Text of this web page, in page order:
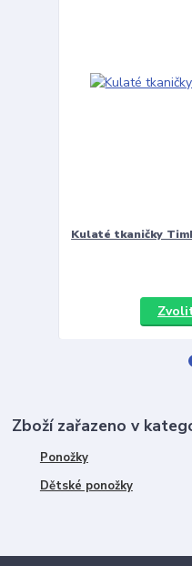
Kulaté tkaničky
Zboží zařazeno v
Ponožky
Dětské ponožky